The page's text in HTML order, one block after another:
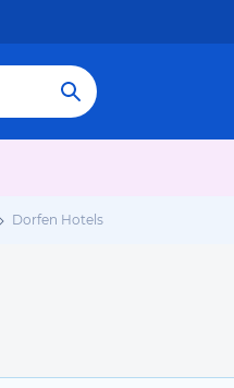
Dorfen Hotels